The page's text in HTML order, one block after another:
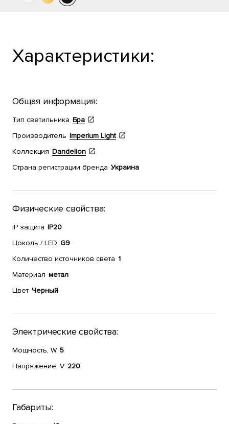
Характеристики:
Общая информация:
Тип светильника Бра
Производитель Imperium Light
Коллекция Dandelion
Страна регистрации бренда Украина
Физические свойства:
IP защита IP20
Цоколь / LED G9
Количество источников света 1
Материал метал
Цвет Черный
Электрические свойства:
Мощность, W 5
Напряжение, V 220
Габариты: